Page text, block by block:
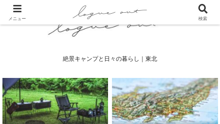
絶景キャンプと日々の暮らし｜東北
メニュー 検索